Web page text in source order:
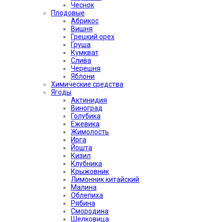
Чеснок
Плодовые
Абрикос
Вишня
Грецкий орех
Груша
Кумкват
Слива
Черешня
Яблони
Химические средства
Ягоды
Актинидия
Виноград
Голубика
Ежевика
Жимолость
Ирга
Йошта
Кизил
Клубника
Крыжовник
Лимонник китайский
Малина
Облепиха
Рябина
Смородина
Шелковица